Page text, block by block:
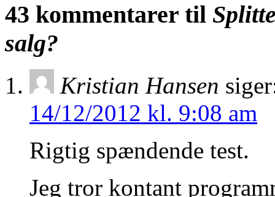
43 kommentarer til
salg?
Kristian Hansen
14/12/2012 kl. 9:08 am
Rigtig spændende test.
Jeg tror kontant